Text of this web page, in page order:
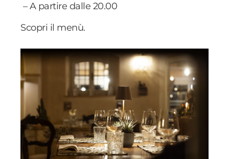
– A partire dalle 20.00
Scopri il menù.